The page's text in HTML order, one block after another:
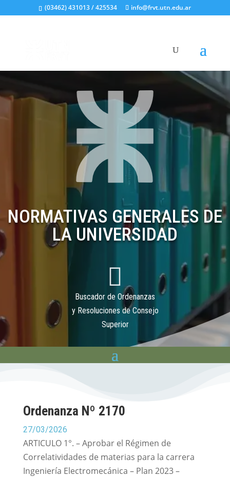
(03462) 431013 / 425534 info@frvt.utn.edu.ar
NORMATIVAS GENERALES DE
LA UNIVERSIDAD

Buscador de Ordenanzas
y Resoluciones de Consejo
Superior
Ordenanza Nº 2170
27/03/2026
ARTICULO 1°. – Aprobar el Régimen de
Correlatividades de materias para la carrera
Ingeniería Electromecánica – Plan 2023 –